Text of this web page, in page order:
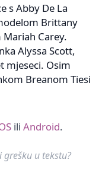
s Abby De La
Brittany
Carey.
Alyssa Scott,
mjeseci. Osim
Breanom Tiesi
ili Android.
u tekstu?